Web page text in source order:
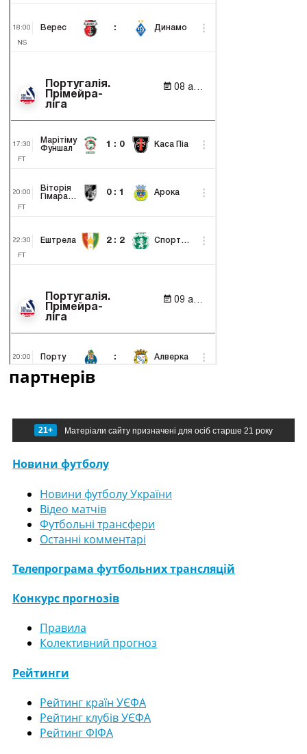
партнерів
21+ Матеріали сайту призначені для осіб старше 21 року
Новини футболу
Новини футболу України
Відео матчів
Футбольні трансфери
Останні комментарі
Телепрограма футбольних трансляцій
Конкурс прогнозів
Правила
Колективний прогноз
Рейтинги
Рейтинг країн УЄФА
Рейтинг клубів УЄФА
Рейтинг ФІФА